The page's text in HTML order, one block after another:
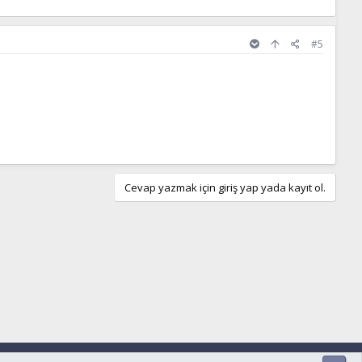
#5
Cevap yazmak için giriş yap yada kayıt ol.
R